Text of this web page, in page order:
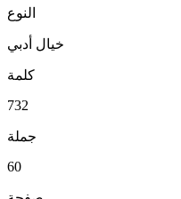
النوع
خيال أدبي
كلمة
732
جملة
60